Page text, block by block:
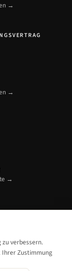
→
→
→
verbessern.
Ihrer Zustimmung